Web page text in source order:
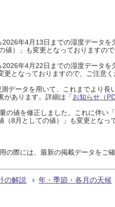
年4月13日までの湿度データを
）」も変更となっておりますので
年4月22日までの湿度データを
となっておりますので、ご注意
データを用いて、これまでより長
があります。詳細は「お知らせ（
の値を修正しました。これに伴い
（8月としての値）」も変更となっ
際には、最新の掲載データをご
の解説 年・季節・各月の天候